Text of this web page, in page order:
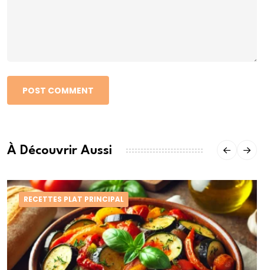
POST COMMENT
À Découvrir Aussi
RECETTES PLAT PRINCIPAL